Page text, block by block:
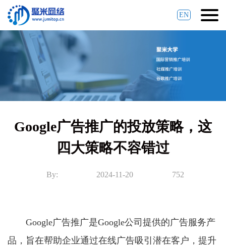
EN
Google广告推广的投放策略，这
四大策略不容错过
By: 2024-11-20 752
Google广告推广是Google公司提供的广告服务产
品，旨在帮助企业通过在线广告吸引潜在客户，提升